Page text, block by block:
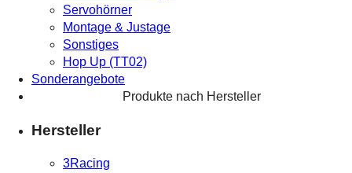
Servohörner
Montage & Justage
Sonstiges
Hop Up (TT02)
Sonderangebote
Produkte nach Hersteller
Hersteller
3Racing